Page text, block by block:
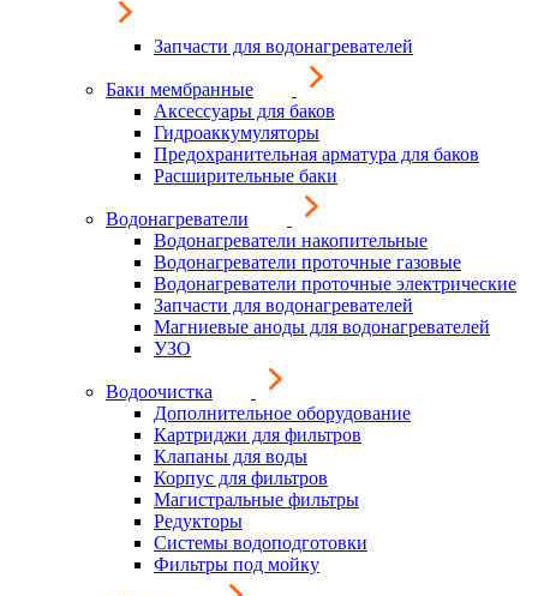
Запчасти для водонагревателей
Баки мембранные
Аксессуары для баков
Гидроаккумуляторы
Предохранительная арматура для баков
Расширительные баки
Водонагреватели
Водонагреватели накопительные
Водонагреватели проточные газовые
Водонагреватели проточные электрические
Запчасти для водонагревателей
Магниевые аноды для водонагревателей
УЗО
Водоочистка
Дополнительное оборудование
Картриджи для фильтров
Клапаны для воды
Корпус для фильтров
Магистральные фильтры
Редукторы
Системы водоподготовки
Фильтры под мойку